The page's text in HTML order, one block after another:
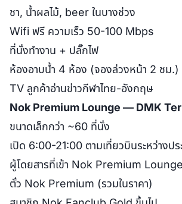
ชา, น้ำผลไม้, beer ในบางช่วง
Wifi ฟรี ความเร็ว 50-100 Mbps
ที่นั่งทำงาน + ปลั๊กไฟ
ห้องอาบน้ำ 4 ห้อง (จองล่วงหน้า 2 ชม.)
TV ลูกค้าอ่านข่าวกีฬาไทย-อังกฤษ
Nok Premium Lounge — DMK
ขนาดเล็กกว่า ~60 ที่นั่ง
เปิด 6:00-21:00 ตามเที่ยวบินระหว่างปร
ผู้โดยสารที่เข้า Nok Premium
ตั๋ว Nok Premium (รวมในราคา)